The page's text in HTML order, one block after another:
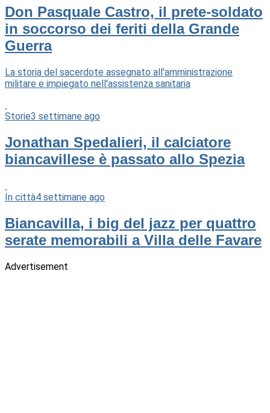
Don Pasquale Castro, il prete-soldato
in soccorso dei feriti della Grande
Guerra
La storia del sacerdote assegnato all'amministrazione
militare e impiegato nell'assistenza sanitaria
Storie3 settimane ago
Jonathan Spedalieri, il calciatore
biancavillese è passato allo Spezia
In città4 settimane ago
Biancavilla, i big del jazz per quattro
serate memorabili a Villa delle Favare
Advertisement